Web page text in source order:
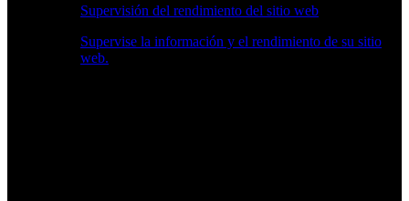
Supervisión del rendimiento del sitio web
Supervise la información y el rendimiento de su sitio
web.